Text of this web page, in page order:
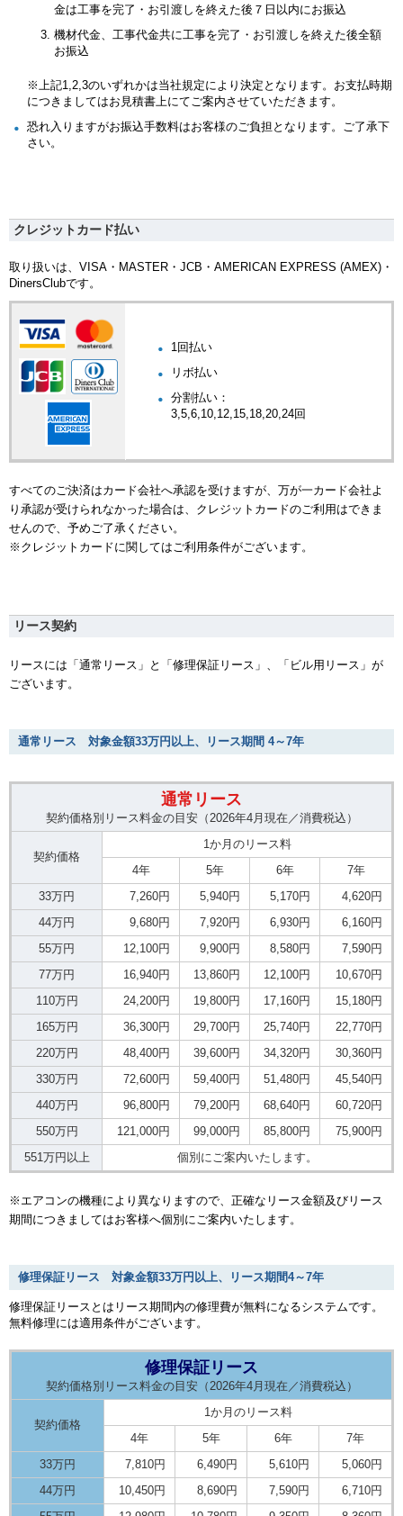
金は工事を完了・お引渡しを終えた後７日以内にお振込
機材代金、工事代金共に工事を完了・お引渡しを終えた後全額
お振込
※上記1,2,3のいずれかは当社規定により決定となります。お支払時期
につきましてはお見積書上にてご案内させていただきます。
恐れ入りますがお振込手数料はお客様のご負担となります。ご了承下
さい。
クレジットカード払い
取り扱いは、VISA・MASTER・JCB・AMERICAN EXPRESS (AMEX)・
DinersClubです。
1回払い
リボ払い
分割払い：
3,5,6,10,12,15,18,20,24回
すべてのご決済はカード会社へ承認を受けますが、万が一カード会社よ
り承認が受けられなかった場合は、クレジットカードのご利用はできま
せんので、予めご了承ください。
※クレジットカードに関してはご利用条件がございます。
リース契約
リースには「通常リース」と「修理保証リース」、「ビル用リース」が
ございます。
通常リース 対象金額33万円以上、リース期間 4～7年
通常リース
契約価格別リース料金の目安（2026年4月現在／消費税込）
契約価格
1か月のリース料
4年
5年 6年
7年
33万円
7,260円 5,940円 5,170円
4,620円
44万円
9,680円 7,920円 6,930円
6,160円
55万円
12,100円 9,900円 8,580円
7,590円
77万円
16,940円 13,860円 12,100円
10,670円
110万円
24,200円 19,800円 17,160円
15,180円
165万円
36,300円 29,700円 25,740円
22,770円
220万円
48,400円 39,600円 34,320円
30,360円
330万円
72,600円 59,400円 51,480円
45,540円
440万円
96,800円 79,200円 68,640円
60,720円
550万円
121,000円 99,000円 85,800円
75,900円
551万円以上
個別にご案内いたします。
※エアコンの機種により異なりますので、正確なリース金額及びリース
期間につきましてはお客様へ個別にご案内いたします。
修理保証リース 対象金額33万円以上、リース期間4～7年
修理保証リースとはリース期間内の修理費が無料になるシステムです。
無料修理には適用条件がございます。
修理保証リース
契約価格別リース料金の目安（2026年4月現在／消費税込）
契約価格
1か月のリース料
4年
5年 6年
7年
33万円
7,810円 6,490円 5,610円
5,060円
44万円
10,450円 8,690円 7,590円
6,710円